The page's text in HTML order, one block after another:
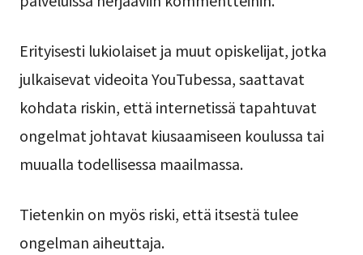
Erityisesti lukiolaiset ja muut opiskelijat, jotka
julkaisevat videoita YouTubessa, saattavat
kohdata riskin, että internetissä tapahtuvat
ongelmat johtavat kiusaamiseen koulussa tai
muualla todellisessa maailmassa.
Tietenkin on myös riski, että itsestä tulee
ongelman aiheuttaja.